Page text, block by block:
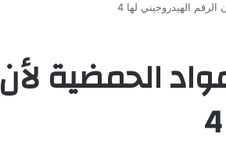
الهيدروجيني لها 4
الحمضية لأن